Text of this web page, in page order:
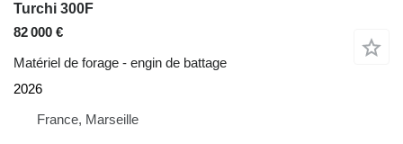
Turchi 300F
82 000 €
Matériel de forage - engin de battage
2026
France, Marseille